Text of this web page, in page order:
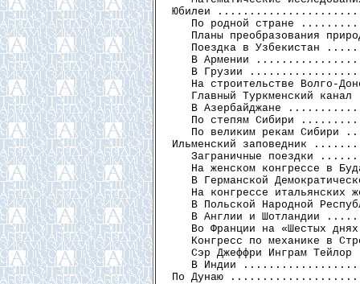
Юбилеи
По родной стране
Планы преобразования
Поездка в Узбекистан
В Армении
В Грузии
На строительстве Волго-
Главный Туркменский канал
В Азербайджане
По степям Сибири
По великим рекам Сибири
Ильменский
Заграничные поездки
На женском конгрессе в
В Германской
На конгрессе итальянских
В Польской Народной
В Англии и Шотландии
Во Франции на «Шестых
Конгресс по механике в
Сэр Джеффри Инграм Тейлор
В Индии
По Дунаю